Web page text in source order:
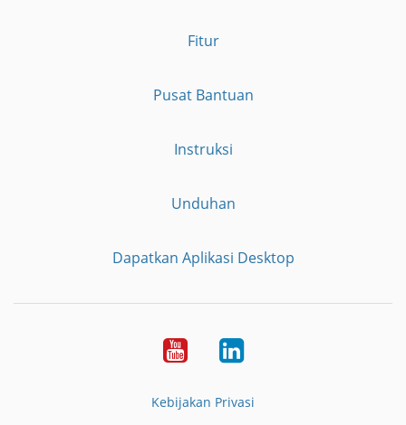
Fitur
Pusat Bantuan
Instruksi
Unduhan
Dapatkan Aplikasi Desktop
YouTubeLinkedIn
Kebijakan Privasi